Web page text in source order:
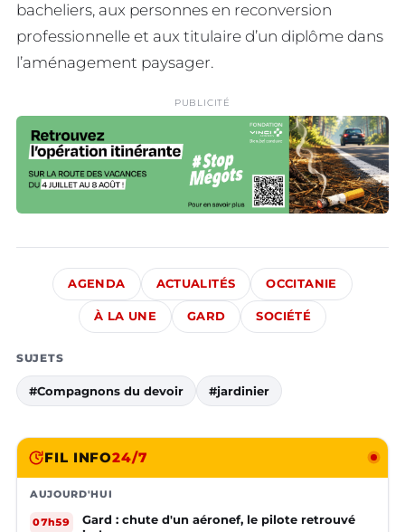
bacheliers, aux personnes en reconversion
professionnelle et aux titulaire d’un diplôme dans
l’aménagement paysager.
PUBLICITÉ
AGENDA ACTUALITÉS OCCITANIE
À LA UNE GARD SOCIÉTÉ
SUJETS
#Compagnons du devoir #jardinier
FIL INFO24/7
AUJOURD'HUI
07h59
Gard : chute d'un aéronef, le pilote retrouvé